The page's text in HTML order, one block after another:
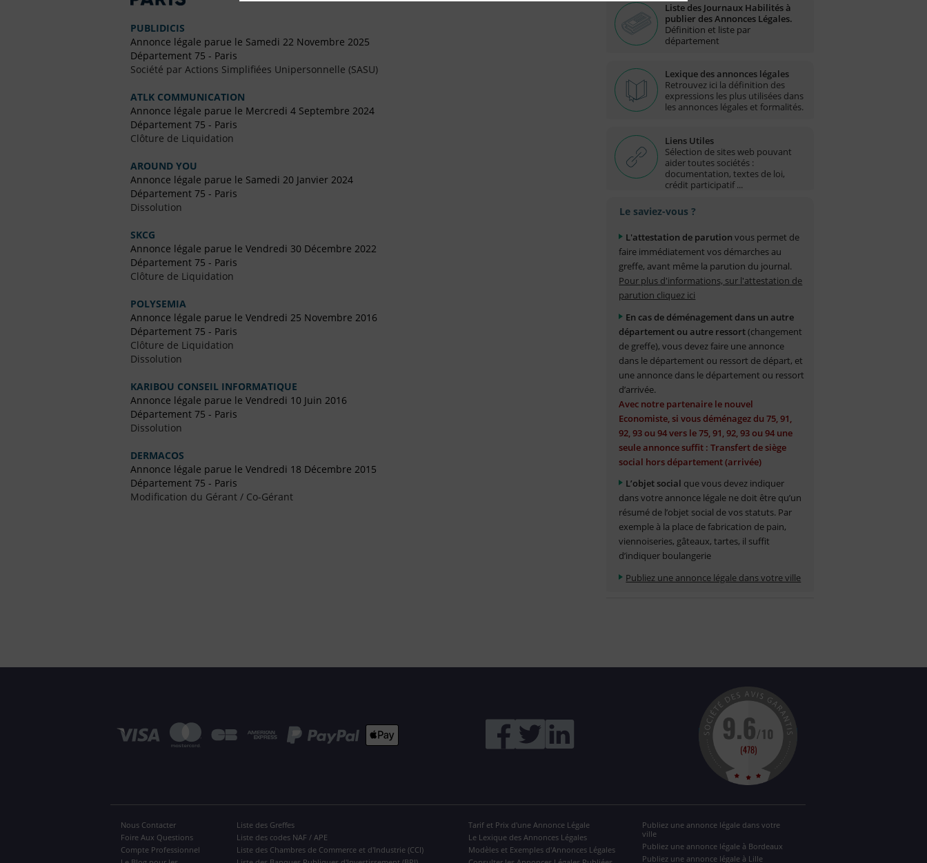
PUBLIDICIS
Annonce légale parue le Samedi 22 Novembre 2025
Département 75 - Paris
Société par Actions Simplifiées Unipersonnelle (SASU)
ATLK COMMUNICATION
Annonce légale parue le Mercredi 4 Septembre 2024
Département 75 - Paris
Clôture de Liquidation
AROUND YOU
Annonce légale parue le Samedi 20 Janvier 2024
Département 75 - Paris
Dissolution
SKCG
Annonce légale parue le Vendredi 30 Décembre 2022
Département 75 - Paris
Clôture de Liquidation
POLYSEMIA
Annonce légale parue le Vendredi 25 Novembre 2016
Département 75 - Paris
Clôture de Liquidation
Dissolution
KARIBOU CONSEIL INFORMATIQUE
Annonce légale parue le Vendredi 10 Juin 2016
Département 75 - Paris
Dissolution
DERMACOS
Annonce légale parue le Vendredi 18 Décembre 2015
Département 75 - Paris
Modification du Gérant / Co-Gérant
Liste des Journaux Habilités à
publier des Annonces Légales.
Définition et liste par
département
Lexique des annonces légales
Retrouvez ici la définition des
expressions les plus utilisées dans
les annonces légales et formalités.
Liens Utiles
Sélection de sites web pouvant
aider toutes sociétés :
documentation, textes de loi,
crédit participatif ...
Le saviez-vous ?
L'attestation de parution vous permet de
faire immédiatement vos démarches au
greffe, avant même la parution du journal.
Pour plus d'informations, sur l'attestation de
parution cliquez ici
En cas de déménagement dans un autre
département ou autre ressort(changement
de greffe), vous devez faire une annonce
dans le département ou ressort de départ, et
une annonce dans le département ou ressort
d’arrivée.
Avec notre partenaire le nouvel
Economiste, si vous déménagez du 75, 91,
92, 93 ou 94 vers le 75, 91, 92, 93 ou 94 une
seule annonce suffit : Transfert de siège
social hors département (arrivée)
L’objet social que vous devez indiquer
dans votre annonce légale ne doit être qu’un
résumé de l’objet social de vos statuts. Par
exemple à la place de fabrication de pain,
viennoiseries, gâteaux, tartes, il suffit
d’indiquer boulangerie
Publiez une annonce légale dans votre ville
Nous Contacter
Foire Aux Questions
Compte Professionnel
Liste des Greffes
Liste des codes NAF / APE
Liste des Chambres de Commerce et d'Industrie (CCI)
Tarif et Prix d'une Annonce Légale
Le Lexique des Annonces Légales
Modèles et Exemples d'Annonces Légales
Publiez une annonce légale dans votre
ville
Publiez une annonce légale à Bordeaux
Publiez une annonce légale à Lille